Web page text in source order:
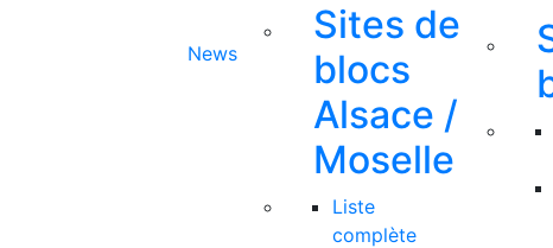
News
Sites de
blocs
Alsace /
Moselle
Liste
complète